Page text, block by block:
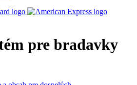
pre bradavky